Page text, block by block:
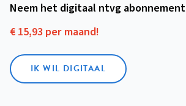
Neem het digitaal ntvg abonnement
€ 15,93 per maand!
IK WIL DIGITAAL